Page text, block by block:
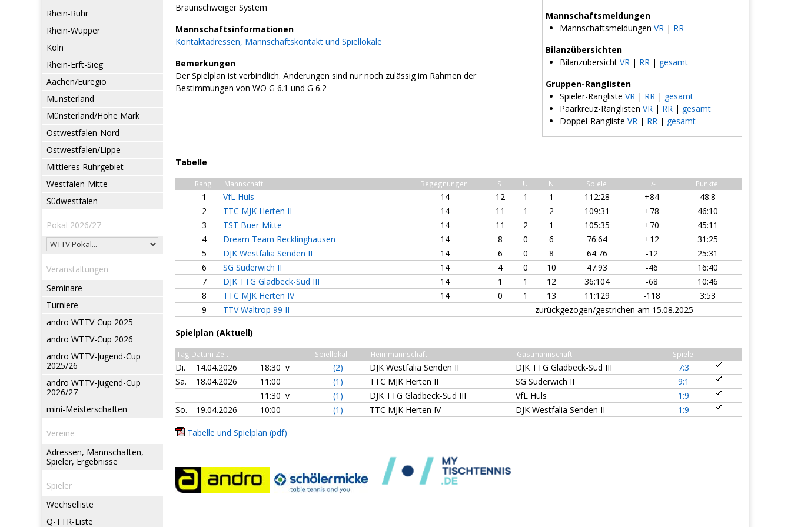
Rhein-Ruhr
Rhein-Wupper
Köln
Rhein-Erft-Sieg
Aachen/Euregio
Münsterland
Münsterland/Hohe Mark
Ostwestfalen-Nord
Ostwestfalen/Lippe
Mittleres Ruhrgebiet
Westfalen-Mitte
Südwestfalen
Pokal 2026/27
Veranstaltungen
Seminare
Turniere
andro WTTV-Cup 2025
andro WTTV-Cup 2026
andro WTTV-Jugend-Cup
2025/26
andro WTTV-Jugend-Cup
2026/27
mini-Meisterschaften
Vereine
Adressen, Mannschaften,
Spieler, Ergebnisse
Spieler
Wechselliste
Q-TTR-Liste
Braunschweiger System
Mannschaftsinformationen
Kontaktadressen, Mannschaftskontakt und Spiellokale
Bemerkungen
Der Spielplan ist verbindlich. Änderungen sind nur noch zulässig im Rahmen der
Bestimmungen von WO G 6.1 und G 6.2
Mannschaftsmeldungen
Mannschaftsmeldungen VR | RR
Bilanzübersichten
Bilanzübersicht VR | RR | gesamt
Gruppen-Ranglisten
Spieler-Rangliste VR | RR | gesamt
Paarkreuz-Ranglisten VR | RR | gesamt
Doppel-Rangliste VR | RR | gesamt
Tabelle
Rang Mannschaft Begegnungen S U N Spiele +/- Punkte
1 VfL Hüls 14 12 1 1 112:28 +84
48:8
2
TTC MJK Herten II 14 11 1 2 109:31 +78
46:10
3
TST Buer-Mitte 14 11 2 1 105:35 +70
45:11
4
Dream Team Recklinghausen 14 8 0 6 76:64 +12
31:25
5
DJK Westfalia Senden II 14 6 0 8 64:76 -12
25:31
6
SG Suderwich II 14 4 0 10 47:93 -46
16:40
7
DJK TTG Gladbeck-Süd III 14 1 1 12 36:104 -68
10:46
8
TTC MJK Herten IV 14 0 1 13 11:129 -118
3:53
9
TTV Waltrop 99 II zurückgezogen/gestrichen am 15.08.2025
Spielplan (Aktuell)
Tag Datum Zeit Spiellokal Heimmannschaft Gastmannschaft Spiele
Di. 14.04.2026 18:30 v (2) DJK Westfalia Senden II DJK TTG Gladbeck-Süd III
7:3
Sa.
18.04.2026 11:00 (1) TTC MJK Herten II SG Suderwich II
9:1
11:30 v
(1) DJK TTG Gladbeck-Süd III VfL Hüls
1:9
So.
19.04.2026 10:00 (1) TTC MJK Herten IV DJK Westfalia Senden II 1:9
Tabelle und Spielplan (pdf)